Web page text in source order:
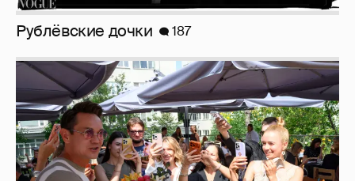
Анастасия Гребенкина, Женя Малахова,
Оксана Русланова и другие гости
фестиваля «Баланс вкуса и ритма»:
рассматриваем летние образы